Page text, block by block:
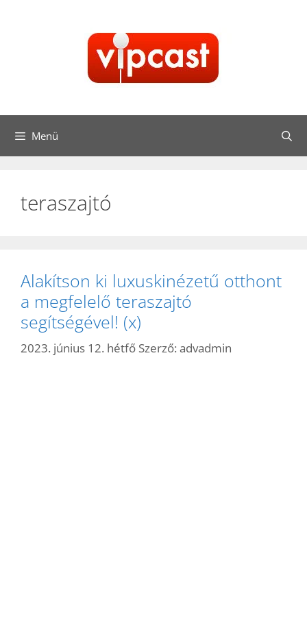
Menü
teraszajtó
Alakítson ki luxuskinézetű otthont
a megfelelő teraszajtó
segítségével! (x)
2023. június 12. hétfő Szerző: advadmin